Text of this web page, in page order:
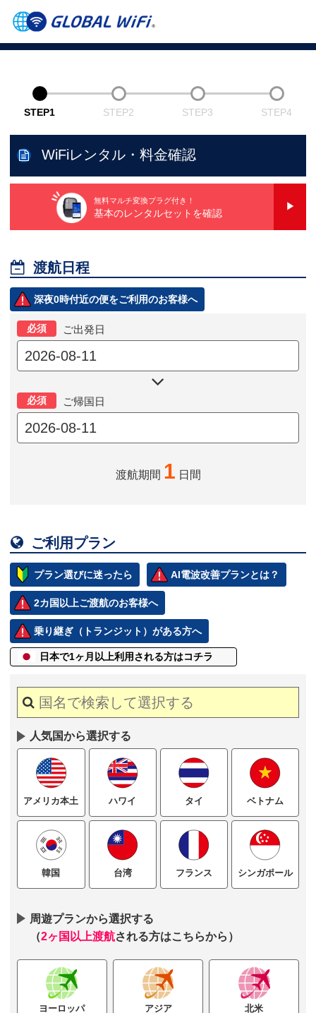
STEP1 STEP2 STEP3 STEP4
WiFiレンタル・料金確認
無料マルチ変換プラグ付き！
基本のレンタルセットを確認
 渡航日程
深夜0時付近の便をご利用のお客様へ
必須 ご出発日

必須 ご帰国日
渡航期間 1 日間
 ご利用プラン
プラン選びに迷ったら AI電波改善プランとは？
2カ国以上ご渡航のお客様へ
乗り継ぎ（トランジット）がある方へ
日本で1ヶ月以上利用される方はコチラ
人気国から選択する
アメリカ本土 ハワイ タイ ベトナム
韓国 台湾 フランス シンガポール
周遊プランから選択する
（2ヶ国以上渡航される方はこちらから）
ヨーロッパ
アジア
北米